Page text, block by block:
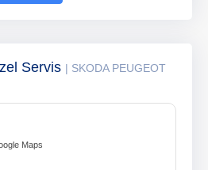
Servis | SKODA PEUGEOT
Maps